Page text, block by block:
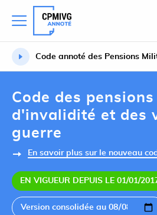
Code annoté des Pensions
Code des
d'invalidité et des
guerre
En savoir plus sur le nouveau
EN VIGUEUR DEPUIS LE 01/01/